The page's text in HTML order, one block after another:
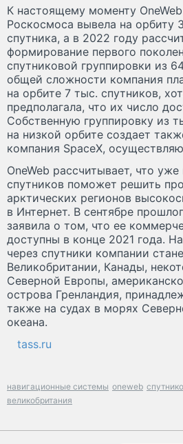
К настоящему моменту
Роскосмоса вывела на орбиту
спутника, а в 2022 году
формирование первого
спутниковой группировки из
общей сложности компания
на орбите 7 тыс. спутников,
предполагала, что их число
Собственную группировку из
на низкой орбите создает
компания SpaceX,
OneWeb рассчитывает, что
спутников поможет решить
арктических регионов
в Интернет. В сентябре
заявила о том, что ее
доступны в конце 2021 года.
через спутники компании
Великобритании, Канады,
Северной Европы,
острова Гренландия,
также на судах в морях
океана.
tass.ru
навигационные системы oneweb
великобритания